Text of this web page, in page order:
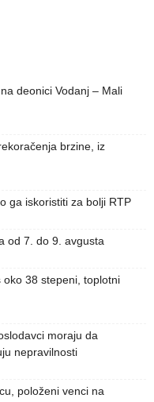
deonici Vodanj – Mali
brzine, iz
ga iskoristiti za bolji RTP
od 7. do 9. avgusta
38 stepeni, toplotni
moraju da
nepravilnosti
položeni venci na